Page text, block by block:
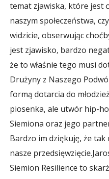
temat zjawiska, które jest
naszym społeczeństwa,
widzicie, obserwując
jest zjawisko, bardzo
że to właśnie tego musi
Drużyny z Naszego
formą dotarcia do
piosenka, ale utwór hip-
Siemiona oraz jego
Bardzo im dziękuję, że
nasze przedsięwzięcie.
Siemion Resilience to